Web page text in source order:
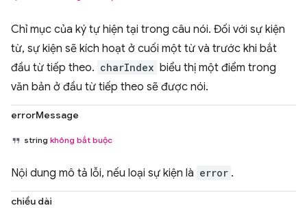
Chỉ mục của ký tự hiện tại trong câu nói. Đối với sự kiện
từ, sự kiện sẽ kích hoạt ở cuối một từ và trước khi bắt
đầu từ tiếp theo. charIndex biểu thị một điểm trong
văn bản ở đầu từ tiếp theo sẽ được nói.
errorMessage
string không bắt buộc
Nội dung mô tả lỗi, nếu loại sự kiện là error .
chiều dài